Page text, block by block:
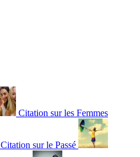
Citation sur les Femmes
Citation sur le Passé